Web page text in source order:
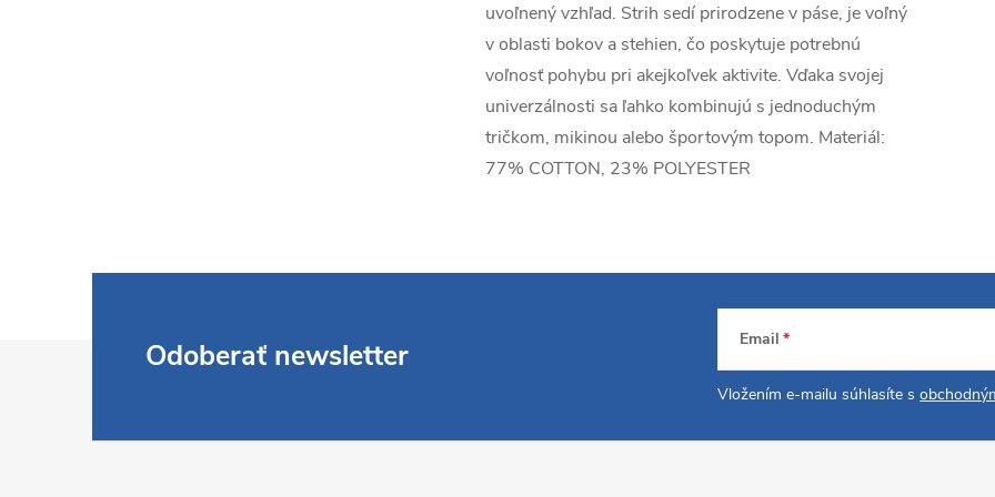
uvoľnený vzhľad. Strih sedí prirodzene v páse, je voľný
v oblasti bokov a stehien, čo poskytuje potrebnú
voľnosť pohybu pri akejkoľvek aktivite. Vďaka svojej
univerzálnosti sa ľahko kombinujú s jednoduchým
tričkom, mikinou alebo športovým topom. Materiál:
77% COTTON, 23% POLYESTER
Odoberať newsletter Email
Vložením e-mailu súhlasíte s